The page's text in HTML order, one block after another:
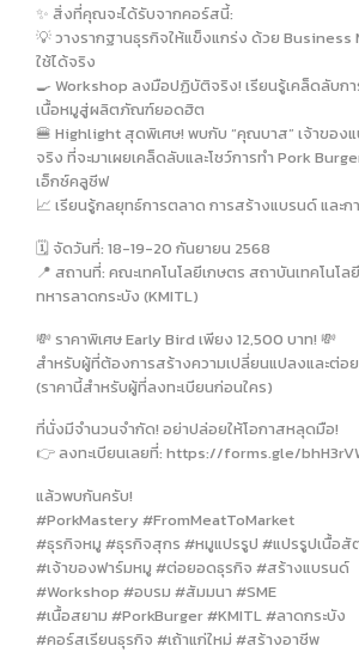
✨ สิ่งที่คุณจะได้รับจากคอร์สนี้:
💡 วางรากฐานธุรกิจให้แข็งแกร่ง ด้วย Business
ใช้ได้จริง
🍳 Workshop ลงมือปฏิบัติจริง! เรียนรู้เคล็ดลับก
เนื้อหมูสู่ผลิตภัณฑ์ยอดฮิต
🍔 Highlight สุดพิเศษ! พบกับ “คุณบาส” เจ้าของแ
จริง ที่จะมาเผยเคล็ดลับและโชว์การทำ Pork
เอ็กซ์คลูซีฟ
📈 เรียนรู้กลยุทธ์การตลาด การสร้างแบรนด์ และ
🗓️ จัดวันที่: 18-19-20 กันยายน 2568
📍 สถานที่: คณะเทคโนโลยีเกษตร สถาบันเทคโนโล
ทหารลาดกระบัง (KMITL)
💸 ราคาพิเศษ Early Bird เพียง 12,500 บาท! 💸
สำหรับผู้ที่ต้องการสร้างความเปลี่ยนแปลงและต่
(ราคานี้สำหรับผู้ที่ลงทะเบียนก่อนใคร)
ที่นั่งมีจำนวนจำกัด! อย่าปล่อยให้โอกาสหลุดมือ!
👉 ลงทะเบียนเลยที่: https://forms.gle/
แล้วพบกันครับ!
#PorkMastery #FromMeatToMarket
#ธุรกิจหมู #ธุรกิจสุกร #หมูแปรรูป #แปรรูปเนื้อสั
#เจ้าของฟาร์มหมู #ต่อยอดธุรกิจ #สร้างแบรนด์
#Workshop #อบรม #สัมมนา #SME
#เนื้อสยาม #PorkBurger #KMITL #ลาดกระบัง
#คอร์สเรียนธุรกิจ #เถ้าแก่ใหม่ #สร้างอาชีพ